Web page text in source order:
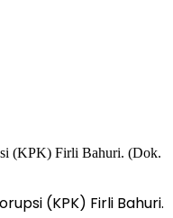
(KPK) Firli Bahuri.